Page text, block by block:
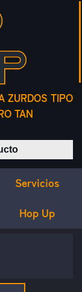
ZURDOS TIPO
TAN
Servicios
Hop Up